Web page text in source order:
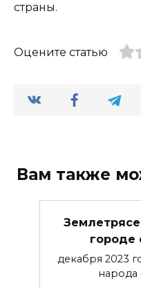
страны.
Оцените статью
Вам также
городе
декабря 2023
народа